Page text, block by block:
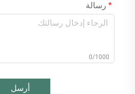
رسالة
0/1000
أرسل